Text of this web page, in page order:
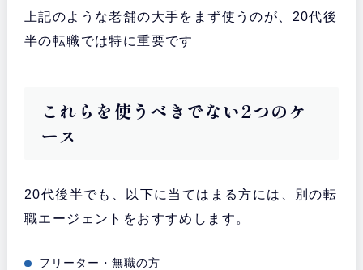
・
LHH転職エージェ
ント
世界60の国と地域でサービス提供
実績のあるアデコの運営で、
の転職に強い
上記のような老舗の大手をまず使うのが、20代後
半の転職では特に重要です
これらを使うべきでない2つのケ
ース
20代後半でも、以下に当てはまる方には、別の転
職エージェントをおすすめします。
フリーター・無職の方